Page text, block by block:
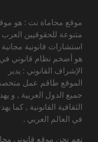
موقع محاماة نت : هو
متنوعة للحقوقيين
استشارات قانونية
هو أضخم نظام قانوني في
الإشراف القانوني : يدير
الموقع طاقم عمل
جميع الدول العربية , و
الثقافية القانونية , كما
في العالم العربي .
نعم نحن موقع قانوني